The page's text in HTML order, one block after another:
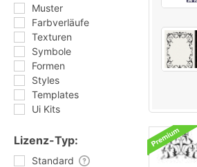
Muster
Farbverläufe
Texturen
Symbole
Formen
Styles
Templates
Ui Kits
Lizenz-Typ:
Standard